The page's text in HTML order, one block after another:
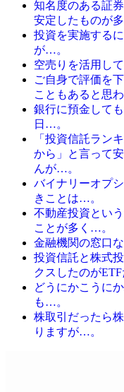
知名度のある証
安定したものが
投資を実施する
が…。
空売りを活用し
ご自身で評価を
こともあると思
銀行に預金して
日…。
「投資信託ラン
から」と言って
んが…。
バイナリーオプ
きことは…。
不動産投資とい
ことが多く…。
金融機関の窓口
投資信託と株式
クスしたのが
どうにかこうに
も…。
株取引だったら
りますが…。